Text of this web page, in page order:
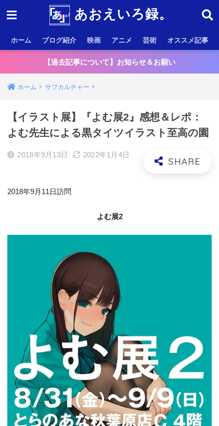
あおえいろ録。
ホーム ブログ紹介 映画 アニメ 芸術 オススメ記事
【過去記事について】お知らせ＆お願い
ホーム サブカルチャー
【イラスト展】『よむ展2』感想＆レポ：
よむ先生による黒タイツイラスト至高の園
2018年9月13日 2022年1月4日
2018年9月11日訪問
よむ展2